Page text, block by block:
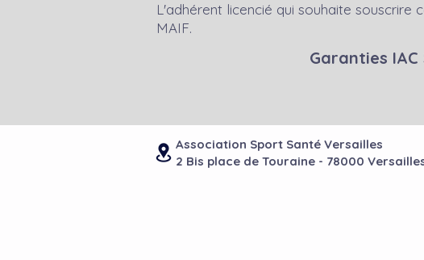
L'adhérent licencié qui souhaite
MAIF.
Garanties
Association Sport Santé Versailles
2 Bis place de Touraine - 78000